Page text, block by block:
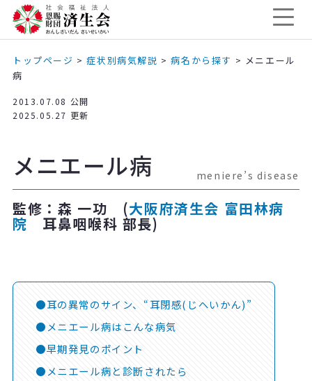
トップページ >症状別病気解説 >病名から探す > メニエール
病
2013.07.08 公開
2025.05.27 更新
メニエール病 meniere’s disease
監修：森 一功 (大阪府済生会 富田林病
院 耳鼻咽喉科 部長)
耳の異常のサイン、“耳閉感(じへいかん)”
メニエール病はこんな病気
早期発見のポイント
メニエール病と診断されたら